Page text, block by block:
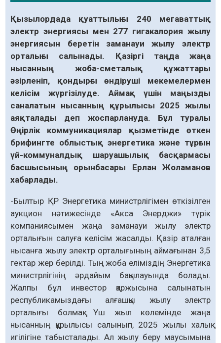
Қызылордада қуаттылығы 240 мегаваттық
электр энергиясы мен 277 гигакалория жылу
энергиясын беретін заманауи жылу электр
орталығы салынады. Қазіргі таңда жаңа
нысанның жоба-сметалық құжаттары
әзірленіп, қондырғы өндіруші мекемелермен
келісім жүргізілуде. Аймақ үшін маңызды
саналатын нысанның құрылысы 2025 жылы
аяқталады деп жоспарлануда. Бұл туралы
Өңірлік коммуникациялар қызметінде өткен
брифингте облыстық энергетика және тұрғын
үй-коммуналдық шаруашылық басқармасы
басшысының орынбасары Ерлан Жоламанов
хабарлады.
-Былтыр ҚР Энергетика министрлігімен өткізілген
аукцион нәтижесінде «Акса Энерджи» түрік
компаниясымен жаңа заманауи жылу электр
орталығын салуға келісім жасалды. Қазір аталған
нысанға жылу электр орталығының аймағынан 3,5
гектар жер берілді. Тың жоба еліміздің Энергетика
министрлігінің әрдайым бақылауында болады.
Жалпы бұл инвестор қаржысына салынатын
республикамыздағы алғашқы жылу электр
орталығы болмақ. Үш жыл көлемінде жаңа
нысанның құрылысы салынып, 2025 жылы халық
игілігіне табысталады. Ал жылу беру маусымына